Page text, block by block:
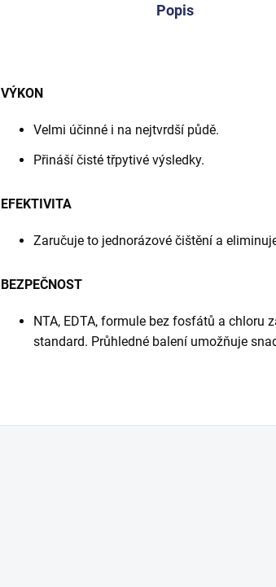
Popis
VÝKON
Velmi účinné i na nejtvrdší půdě.
Přináší čisté třpytivé výsledky.
EFEKTIVITA
Zaručuje to jednorázové čištění a
BEZPEČNOST
NTA, EDTA, formule bez fosfátů a chloru
standard. Průhledné balení umožňuje